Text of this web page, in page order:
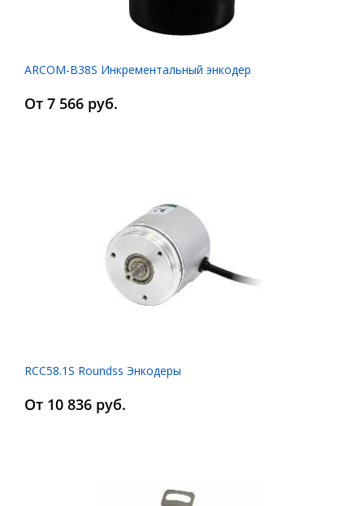
ARCOM-B38S Инкрементальный энкодер
От 7 566 руб.
RCC58.1S Roundss Энкодеры
От 10 836 руб.